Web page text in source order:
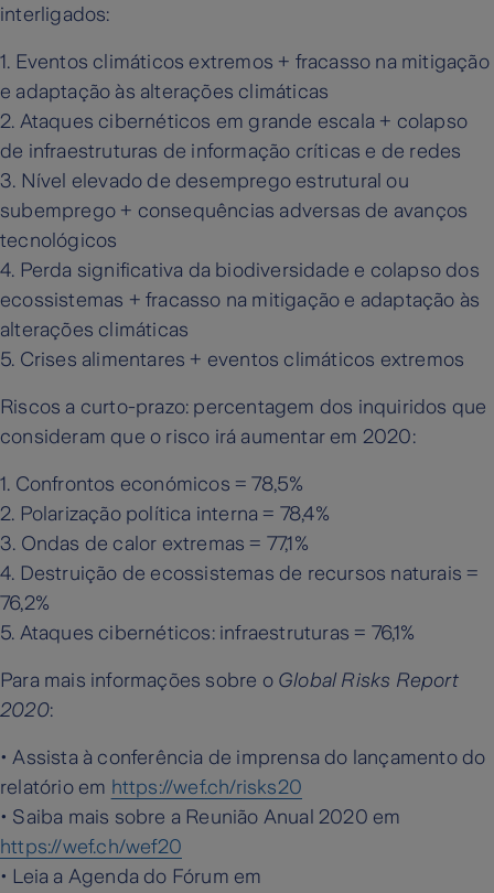
interligados:
1. Eventos climáticos extremos + fracasso na mitigação
e adaptação às alterações climáticas
2. Ataques cibernéticos em grande escala + colapso
de infraestruturas de informação críticas e de redes
3. Nível elevado de desemprego estrutural ou
subemprego + consequências adversas de avanços
tecnológicos
4. Perda significativa da biodiversidade e colapso dos
ecossistemas + fracasso na mitigação e adaptação às
alterações climáticas
5. Crises alimentares + eventos climáticos extremos
Riscos a curto-prazo: percentagem dos inquiridos que
consideram que o risco irá aumentar em 2020:
1. Confrontos económicos = 78,5%
2. Polarização política interna = 78,4%
3. Ondas de calor extremas = 77,1%
4. Destruição de ecossistemas de recursos naturais =
76,2%
5. Ataques cibernéticos: infraestruturas = 76,1%
Para mais informações sobre o Global Risks Report
2020:
• Assista à conferência de imprensa do lançamento do
relatório em https://wef.ch/risks20
• Saiba mais sobre a Reunião Anual 2020 em
https://wef.ch/wef20
• Leia a Agenda do Fórum em